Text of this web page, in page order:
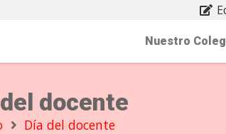
Nuestro
docente
Día del docente